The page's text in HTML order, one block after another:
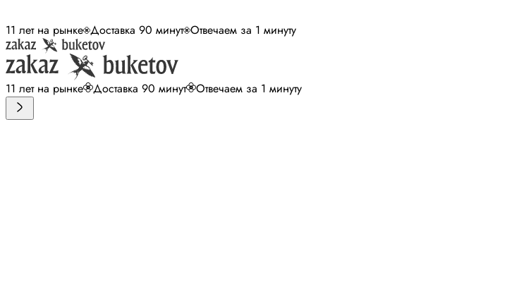
11 лет на рынке Доставка 90 минут Отвечаем за 1 минуту
11 лет на рынке Доставка 90 минут Отвечаем за 1 минуту